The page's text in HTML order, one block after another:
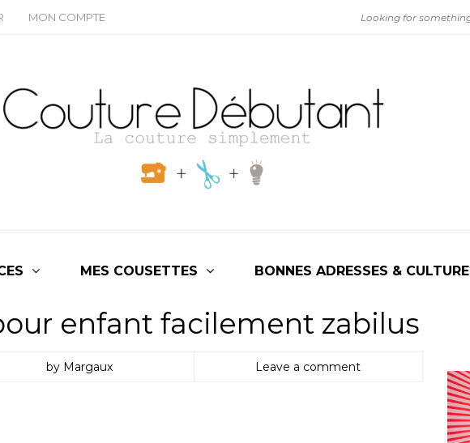
MON COMPTE
MES COUSETTES BONNES ADRESSES & CULTURE
enfant facilement zabilus
by Margaux Leave a comment